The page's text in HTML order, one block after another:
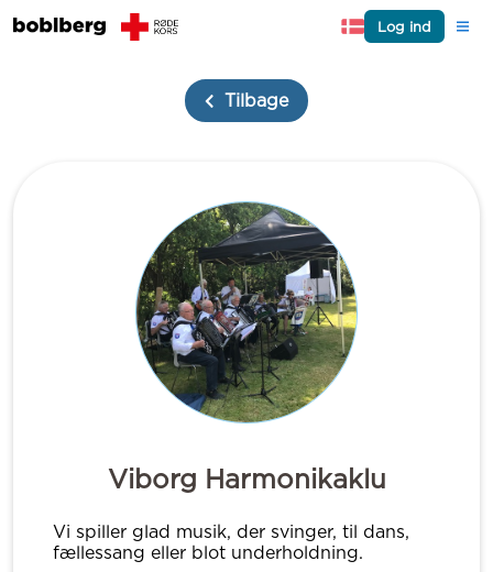
Log ind
Tilbage
Viborg Harmonikaklu
Vi spiller glad musik, der svinger, til dans,
fællessang eller blot underholdning.